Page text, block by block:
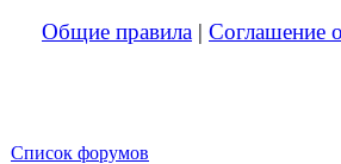
Общие правила | Соглашение
Список форумов